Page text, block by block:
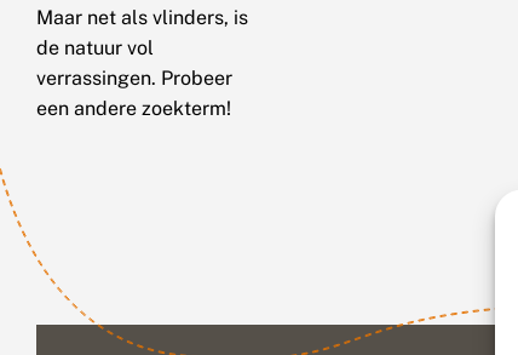
Maar net als vlinders, is
de natuur vol
verrassingen. Probeer
een andere zoekterm!